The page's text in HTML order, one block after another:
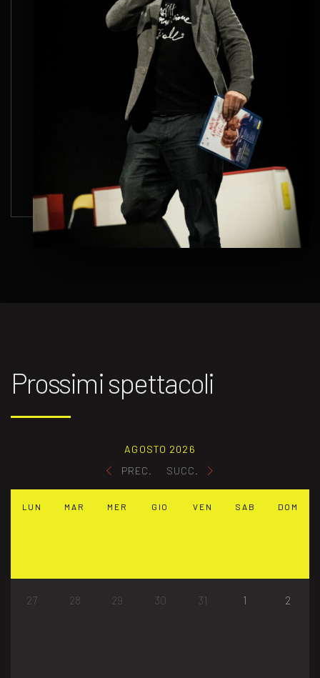
Prossimi spettacoli
PREC.
AGOSTO 2026
SUCC.
LUN MAR MER GIO VEN SAB DOM
27 28 29 30 31 1 2